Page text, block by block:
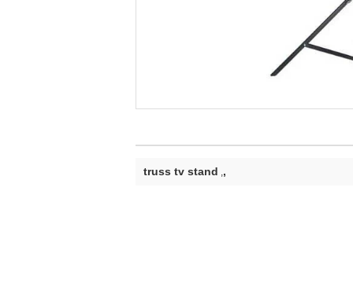
,
,
truss tv stand